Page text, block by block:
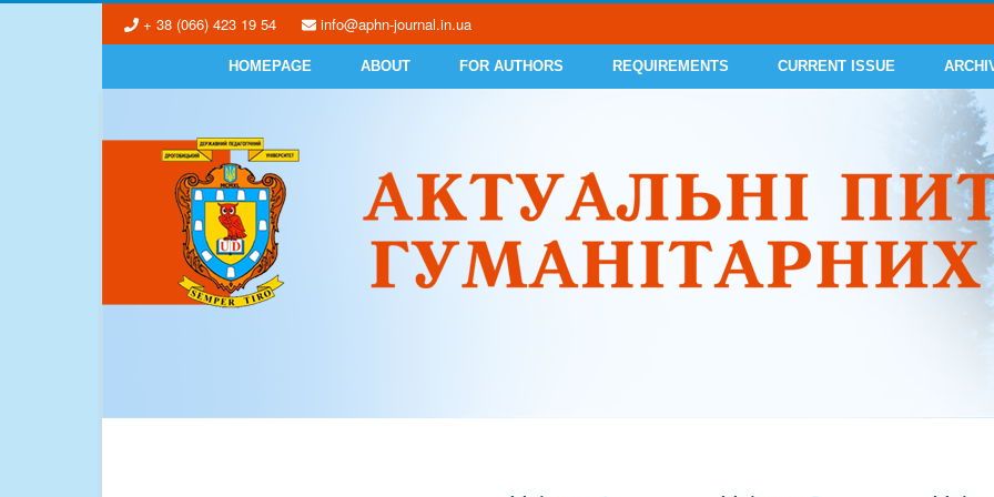
+ 38 (066) 423 19 54 info@aphn-journal.in.ua
HOMEPAGE ABOUT FOR AUTHORS REQUIREMENTS CURRENT ISSUE